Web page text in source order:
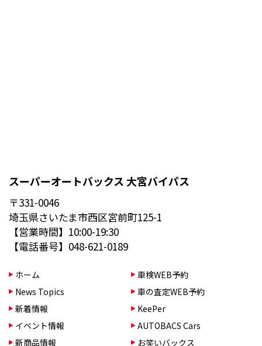
スーパーオートバックス 大宮バイパス
〒331-0046
埼玉県さいたま市西区宮前町125-1
【営業時間】10:00-19:30
【電話番号】048-621-0189
ホーム
News Topics
新着情報
イベント情報
新商品情報
車検WEB予約
車の査定WEB予約
KeePer
AUTOBACS Cars
お笑いバックス